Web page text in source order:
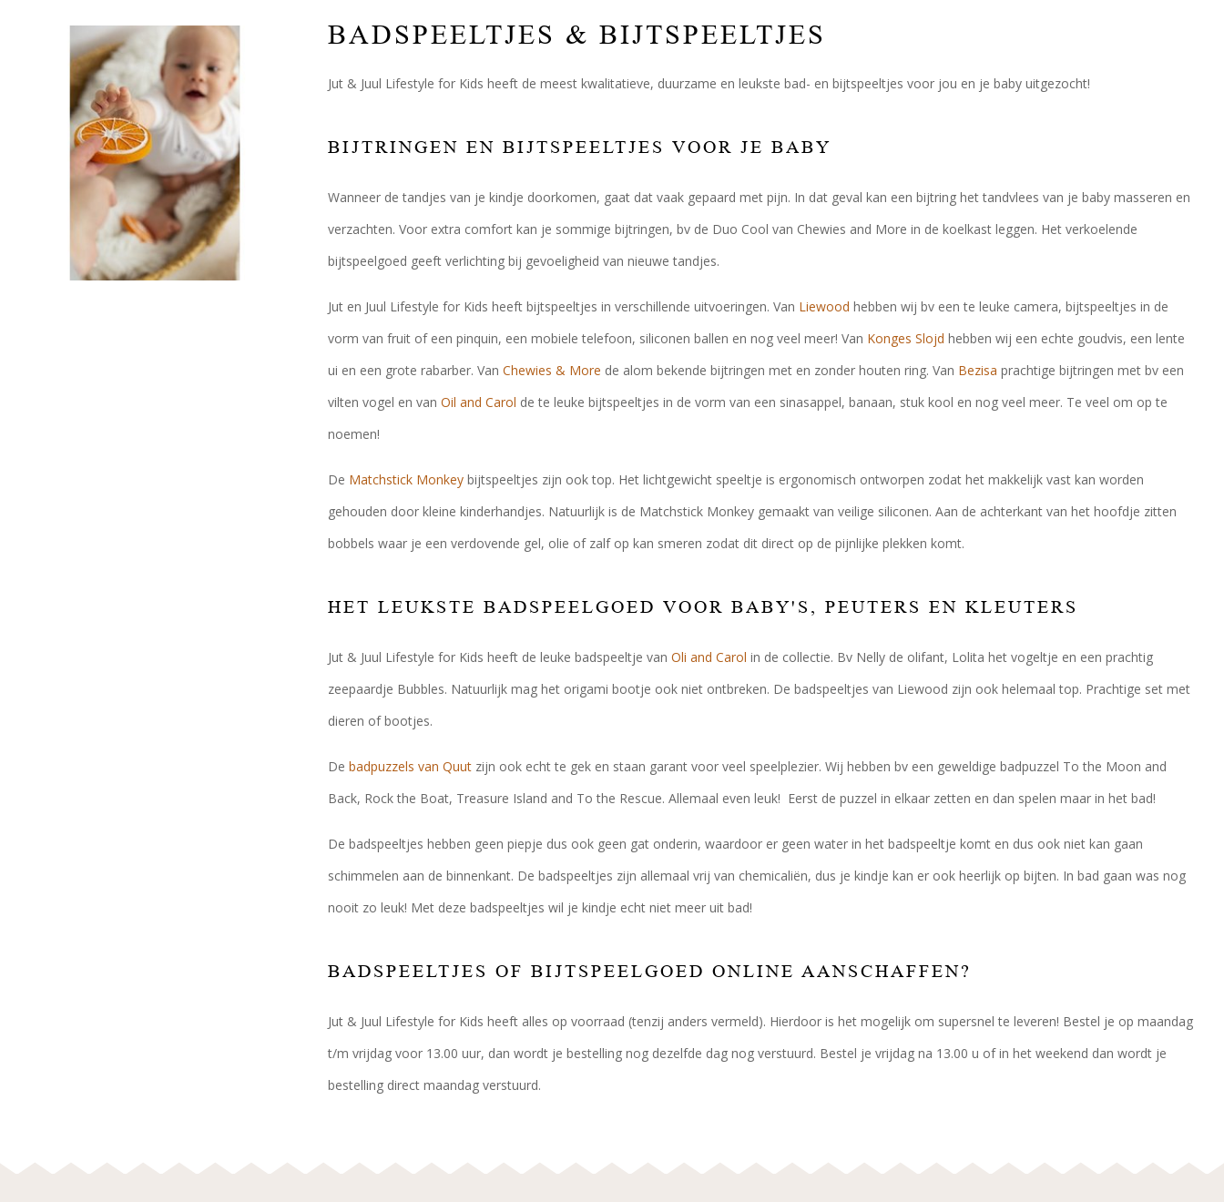
BADSPEELTJES & BIJTSPEELTJES
Jut & Juul Lifestyle for Kids heeft de meest kwalitatieve, duurzame en leukste bad- en bijtspeeltjes voor jou en je baby uitgezocht!
BIJTRINGEN EN BIJTSPEELTJES VOOR JE BABY
Wanneer de tandjes van je kindje doorkomen, gaat dat vaak gepaard met pijn. In dat geval kan een bijtring het tandvlees van je baby masseren en
verzachten. Voor extra comfort kan je sommige bijtringen, bv de Duo Cool van Chewies and More in de koelkast leggen. Het verkoelende
bijtspeelgoed geeft verlichting bij gevoeligheid van nieuwe tandjes.
Jut en Juul Lifestyle for Kids heeft bijtspeeltjes in verschillende uitvoeringen. Van Liewood hebben wij bv een te leuke camera, bijtspeeltjes in de
vorm van fruit of een pinquin, een mobiele telefoon, siliconen ballen en nog veel meer! Van Konges Slojd hebben wij een echte goudvis, een lente
ui en een grote rabarber. Van Chewies & More de alom bekende bijtringen met en zonder houten ring. Van Bezisa prachtige bijtringen met bv een
vilten vogel en van Oil and Carol de te leuke bijtspeeltjes in de vorm van een sinasappel, banaan, stuk kool en nog veel meer. Te veel om op te
noemen!
De Matchstick Monkey bijtspeeltjes zijn ook top. Het lichtgewicht speeltje is ergonomisch ontworpen zodat het makkelijk vast kan worden
gehouden door kleine kinderhandjes. Natuurlijk is de Matchstick Monkey gemaakt van veilige siliconen. Aan de achterkant van het hoofdje zitten
bobbels waar je een verdovende gel, olie of zalf op kan smeren zodat dit direct op de pijnlijke plekken komt.
HET LEUKSTE BADSPEELGOED VOOR BABY'S, PEUTERS EN KLEUTERS
Jut & Juul Lifestyle for Kids heeft de leuke badspeeltje van Oli and Carol in de collectie. Bv Nelly de olifant, Lolita het vogeltje en een prachtig
zeepaardje Bubbles. Natuurlijk mag het origami bootje ook niet ontbreken. De badspeeltjes van Liewood zijn ook helemaal top. Prachtige set met
dieren of bootjes.
De badpuzzels van Quut zijn ook echt te gek en staan garant voor veel speelplezier. Wij hebben bv een geweldige badpuzzel To the Moon and
Back, Rock the Boat, Treasure Island and To the Rescue. Allemaal even leuk! Eerst de puzzel in elkaar zetten en dan spelen maar in het bad!
De badspeeltjes hebben geen piepje dus ook geen gat onderin, waardoor er geen water in het badspeeltje komt en dus ook niet kan gaan
schimmelen aan de binnenkant. De badspeeltjes zijn allemaal vrij van chemicaliën, dus je kindje kan er ook heerlijk op bijten. In bad gaan was nog
nooit zo leuk! Met deze badspeeltjes wil je kindje echt niet meer uit bad!
BADSPEELTJES OF BIJTSPEELGOED ONLINE AANSCHAFFEN?
Jut & Juul Lifestyle for Kids heeft alles op voorraad (tenzij anders vermeld). Hierdoor is het mogelijk om supersnel te leveren! Bestel je op maandag
t/m vrijdag voor 13.00 uur, dan wordt je bestelling nog dezelfde dag nog verstuurd. Bestel je vrijdag na 13.00 u of in het weekend dan wordt je
bestelling direct maandag verstuurd.